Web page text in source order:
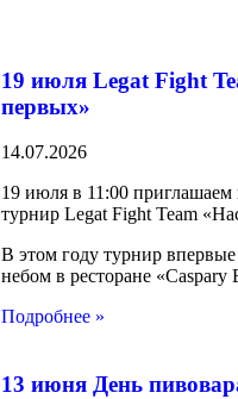
19 июля Legat Fight
первых»
14.07.2026
19 июля в 11:00
турнир Legat Fight Team
В этом году турнир
небом в ресторане «Caspary
Подробнее »
13 июня День